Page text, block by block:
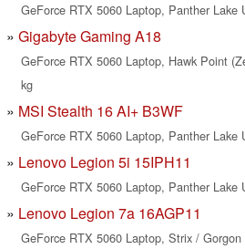
GeForce RTX 5060 Laptop, Panther
Gigabyte Gaming A18
GeForce RTX 5060 Laptop, Hawk Point
kg
MSI Stealth 16 AI+ B3WF
GeForce RTX 5060 Laptop, Panther
Lenovo Legion 5i 15IPH11
GeForce RTX 5060 Laptop, Panther
Lenovo Legion 7a 16AGP11
GeForce RTX 5060 Laptop, Strix /